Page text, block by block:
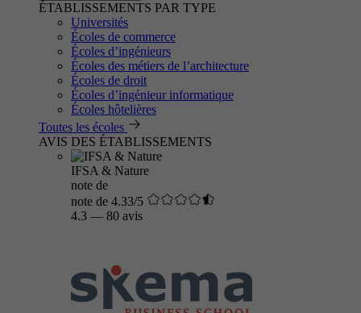
ÉTABLISSEMENTS PAR TYPE
Universités
Écoles de commerce
Écoles d’ingénieurs
Écoles des métiers de l’architecture
Écoles de droit
Écoles d’ingénieur informatique
Écoles hôtelières
Toutes les écoles
AVIS DES ÉTABLISSEMENTS
IFSA & Nature
note de
note de 4.33/5
4.3 — 80 avis